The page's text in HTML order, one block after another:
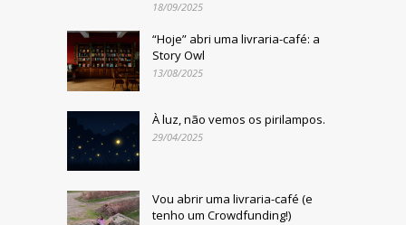
18/09/2025
“Hoje” abri uma livraria-café: a
Story Owl
13/08/2025
À luz, não vemos os pirilampos.
29/04/2025
Vou abrir uma livraria-café (e
tenho um Crowdfunding!)